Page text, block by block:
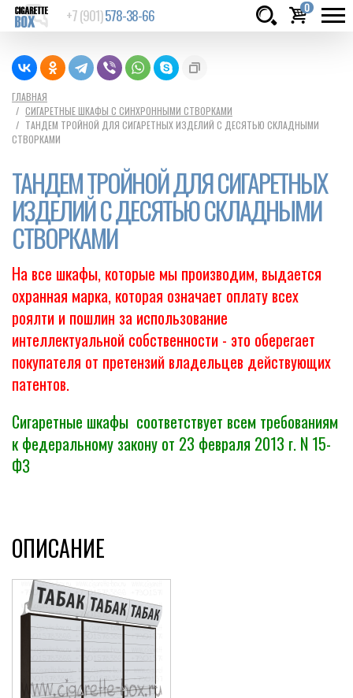
+7 (901)578-38-66 0
ГЛАВНАЯ
СИГАРЕТНЫЕ ШКАФЫ С СИНХРОННЫМИ СТВОРКАМИ
ТАНДЕМ ТРОЙНОЙ ДЛЯ СИГАРЕТНЫХ ИЗДЕЛИЙ С ДЕСЯТЬЮ СКЛАДНЫМИ
СТВОРКАМИ
ТАНДЕМ ТРОЙНОЙ ДЛЯ СИГАРЕТНЫХ
ИЗДЕЛИЙ С ДЕСЯТЬЮ СКЛАДНЫМИ
СТВОРКАМИ
На все шкафы, которые мы производим, выдается
охранная марка, которая означает оплату всех
роялти и пошлин за использование
интеллектуальной собственности - это оберегает
покупателя от претензий владельцев действующих
патентов.
Сигаретные шкафы соответствует всем требованиям
к федеральному закону от 23 февраля 2013 г. N 15-
ФЗ
ОПИСАНИЕ